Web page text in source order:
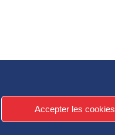
Accepter les cookies